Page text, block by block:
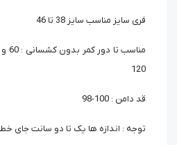
فری سایز مناسب سایز 38 تا 46
120
قد دامن : 100-98
توجه : اندازه ها یک تا دو سانت جای